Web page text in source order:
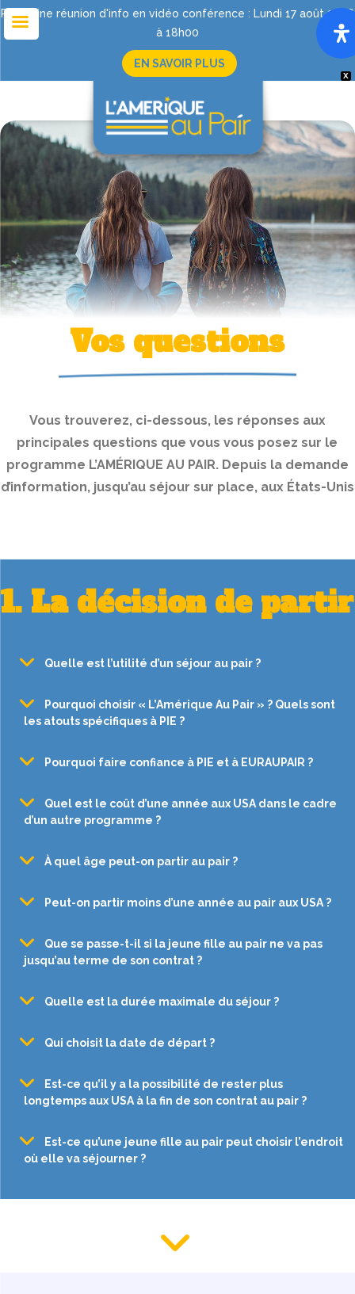
X
Prochaine réunion d'info en vidéo conférence : Lundi 17 août 2026
à 18h00
EN SAVOIR PLUS
Vos questions
Vous trouverez, ci-dessous, les réponses aux
principales questions que vous vous posez sur le
programme L’AMÉRIQUE AU PAIR. Depuis la demande
d’information, jusqu’au séjour sur place, aux États-Unis
1. La décision de partir
Quelle est l’utilité d’un séjour au pair ?
Pourquoi choisir « L’Amérique Au Pair » ? Quels sont
les atouts spécifiques à PIE ?
Pourquoi faire confiance à PIE et à EURAUPAIR ?
Quel est le coût d’une année aux USA dans le cadre
d’un autre programme ?
À quel âge peut-on partir au pair ?
Peut-on partir moins d’une année au pair aux USA ?
Que se passe-t-il si la jeune fille au pair ne va pas
jusqu’au terme de son contrat ?
Quelle est la durée maximale du séjour ?
Qui choisit la date de départ ?
Est-ce qu’il y a la possibilité de rester plus
longtemps aux USA à la fin de son contrat au pair ?
Est-ce qu’une jeune fille au pair peut choisir l’endroit
où elle va séjourner ?